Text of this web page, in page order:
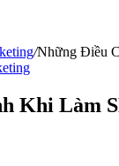
/Những Điều
Khi Làm